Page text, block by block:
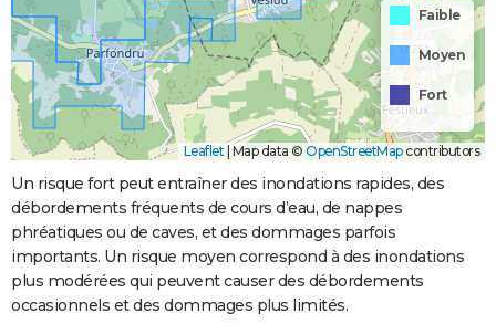
Faible
Moyen
Fort
Leaflet| Map data © OpenStreetMapcontributors
Un risque fort peut entraîner des inondations rapides, des
débordements fréquents de cours d’eau, de nappes
phréatiques ou de caves, et des dommages parfois
importants. Un risque moyen correspond à des inondations
plus modérées qui peuvent causer des débordements
occasionnels et des dommages plus limités.